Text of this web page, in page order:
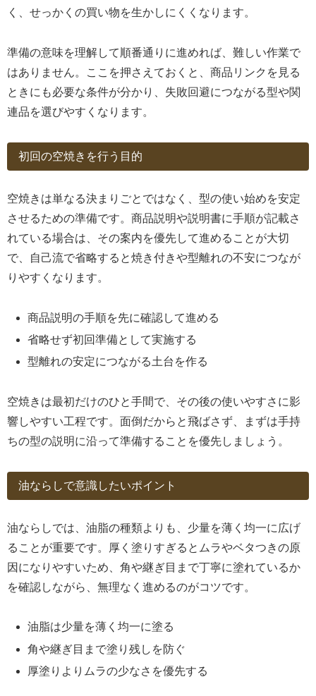
く、せっかくの買い物を生かしにくくなります。
準備の意味を理解して順番通りに進めれば、難しい作業で
はありません。ここを押さえておくと、商品リンクを見る
ときにも必要な条件が分かり、失敗回避につながる型や関
連品を選びやすくなります。
初回の空焼きを行う目的
空焼きは単なる決まりごとではなく、型の使い始めを安定
させるための準備です。商品説明や説明書に手順が記載さ
れている場合は、その案内を優先して進めることが大切
で、自己流で省略すると焼き付きや型離れの不安につなが
りやすくなります。
商品説明の手順を先に確認して進める
省略せず初回準備として実施する
型離れの安定につながる土台を作る
空焼きは最初だけのひと手間で、その後の使いやすさに影
響しやすい工程です。面倒だからと飛ばさず、まずは手持
ちの型の説明に沿って準備することを優先しましょう。
油ならしで意識したいポイント
油ならしでは、油脂の種類よりも、少量を薄く均一に広げ
ることが重要です。厚く塗りすぎるとムラやベタつきの原
因になりやすいため、角や継ぎ目まで丁寧に塗れているか
を確認しながら、無理なく進めるのがコツです。
油脂は少量を薄く均一に塗る
角や継ぎ目まで塗り残しを防ぐ
厚塗りよりムラの少なさを優先する